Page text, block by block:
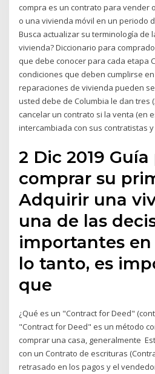
compra es un contrato para vender
o una vivienda móvil en un periodo
Busca actualizar su terminología de
vivienda? Diccionario para
que debe conocer para cada etapa
condiciones que deben cumplirse
reparaciones de vivienda pueden
usted debe de Columbia le dan tres
cancelar un contrato si la venta (en
intercambiada con sus contratistas
2 Dic 2019 Guía
comprar su
Adquirir una
una de las
importantes
lo tanto, es
que
¿Qué es un "Contract for Deed"
"Contract for Deed" es un método
comprar una casa, generalmente
con un Contrato de escrituras
retrasado en los pagos y el